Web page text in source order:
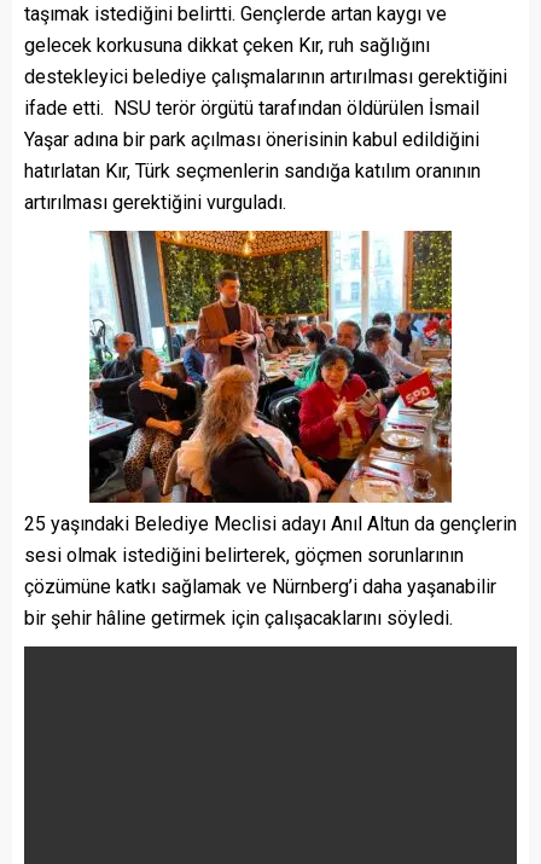
taşımak istediğini belirtti. Gençlerde artan kaygı ve
gelecek korkusuna dikkat çeken Kır, ruh sağlığını
destekleyici belediye çalışmalarının artırılması gerektiğini
ifade etti. NSU terör örgütü tarafından öldürülen İsmail
Yaşar adına bir park açılması önerisinin kabul edildiğini
hatırlatan Kır, Türk seçmenlerin sandığa katılım oranının
artırılması gerektiğini vurguladı.
25 yaşındaki Belediye Meclisi adayı Anıl Altun da gençlerin
sesi olmak istediğini belirterek, göçmen sorunlarının
çözümüne katkı sağlamak ve Nürnberg’i daha yaşanabilir
bir şehir hâline getirmek için çalışacaklarını söyledi.